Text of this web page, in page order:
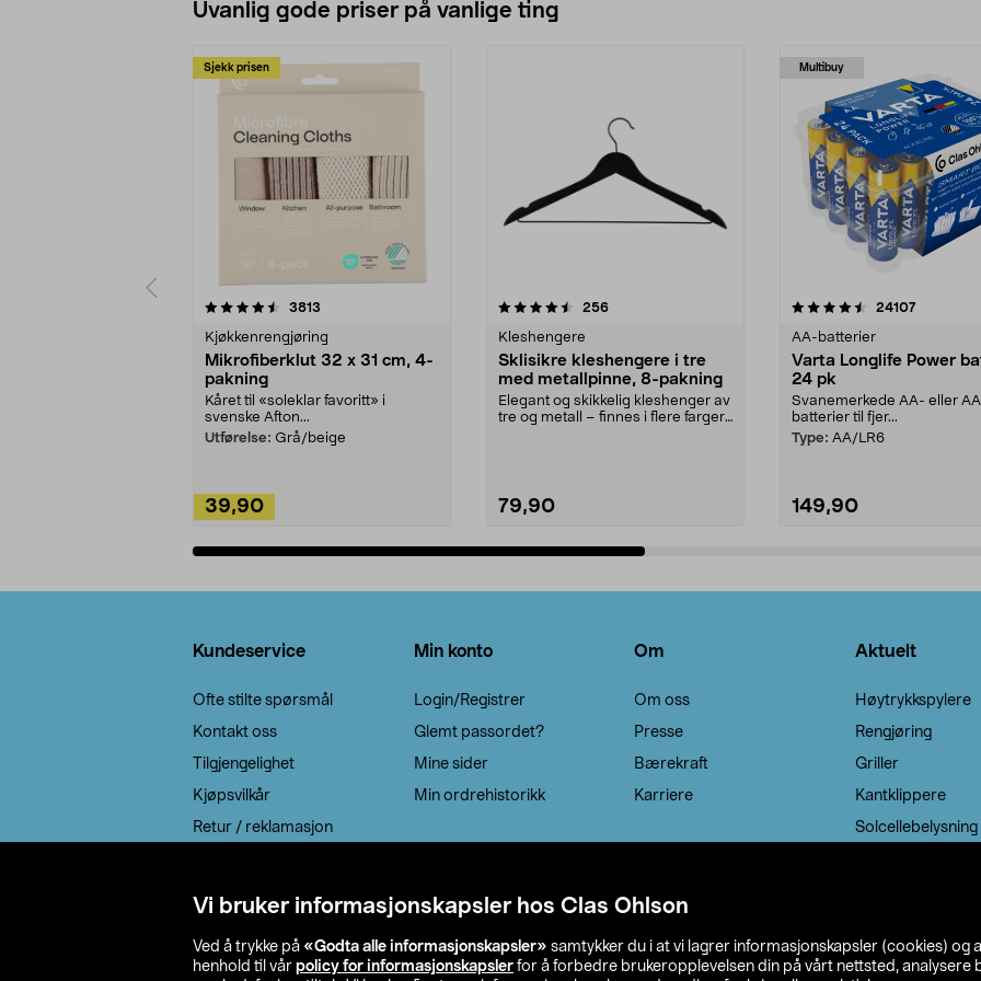
Vi bruker informasjonskapsler hos Clas Ohlson
Ved å trykke på «Godta alle informasjonskapsler» samtykker du i at vi lagrer informasjonskapsler (cookies) og
henhold til vår policy for informasjonskapsler for å forbedre brukeropplevelsen din på vårt nettsted, analysere
Uvanlig gode priser på vanlige ting
Sjekk prisen
3813
Kjøkkenrengjøring
Mikrofiberklut 32 x 31 cm, 4-
pakning
Kåret til «soleklar favoritt» i
svenske Afton...
Utførelse: Grå/beige
39,90
4.5av 5 stjerner 256anmeldelser
Kleshengere
Sklisikre kleshengere i tre
med metallpinne, 8-pakning
Elegant og skikkelig kleshenger av
tre og metall – finnes i flere farger.
79,90
Multibuy
4.5av 5 stjerner 24107
AA-batterier
Varta Longlife Power
24 pk
Svanemerkede AA- eller
batterier til fjer...
Type: AA/LR6
149,90
4.5av 5 stjerner
Kundeservice
Ofte stilte spørsmål
Kontakt oss
Tilgjengelighet
Kjøpsvilkår
Retur / reklamasjon
Min konto
Login/Registrer
Glemt passordet?
Mine sider
Min ordrehistorikk
Om
Om oss
Presse
Bærekraft
Karriere
Aktuelt
Høytrykkspylere
Rengjøring
Griller
Kantklippere
Solcellebelysning